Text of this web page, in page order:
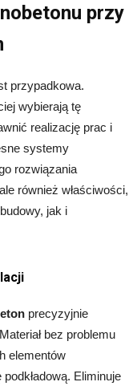
przy
przypadkowa.
wybierają tę
realizację prac i
systemy
rozwiązania
również właściwości,
jak i
precyzyjnie
bez problemu
elementów
Eliminuje